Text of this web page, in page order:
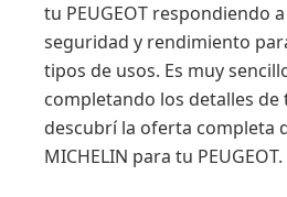
tu PEUGEOT respondiendo
seguridad y rendimiento
tipos de usos. Es muy
completando los detalles de
descubrí la oferta completa
MICHELIN para tu PEUGEOT.